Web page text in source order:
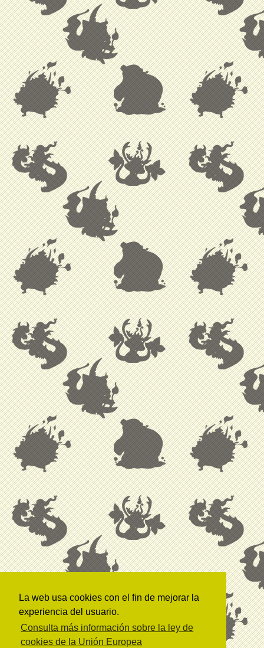
La web usa cookies con el fin de mejorar la
experiencia del usuario.
Consulta más información sobre la ley de
cookies de la Unión Europea